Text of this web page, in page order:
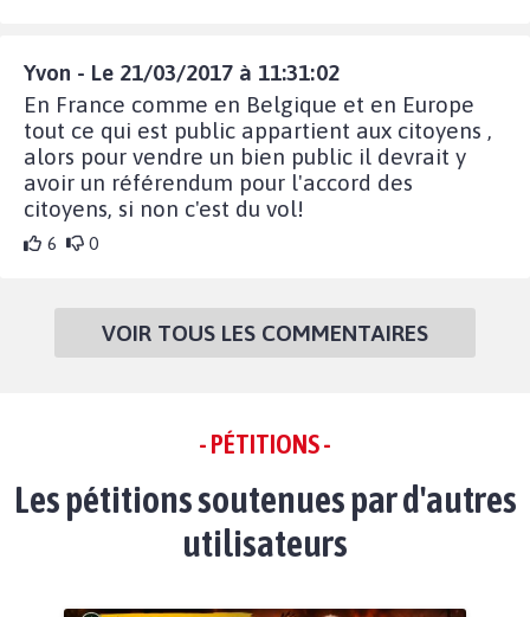
Yvon - Le 21/03/2017 à 11:31:02
En France comme en Belgique et en Europe
tout ce qui est public appartient aux citoyens ,
alors pour vendre un bien public il devrait y
avoir un référendum pour l'accord des
citoyens, si non c'est du vol!
6 0
VOIR TOUS LES COMMENTAIRES
- PÉTITIONS -
Les pétitions soutenues par d'autres
utilisateurs